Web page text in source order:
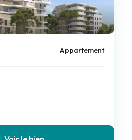
Appartement